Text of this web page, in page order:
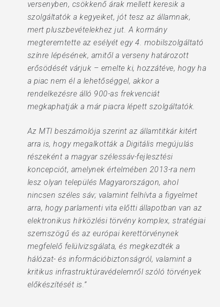
versenyben, csökkenő árak mellett keresik a
szolgáltatók a kegyeiket, jót tesz az államnak,
mert pluszbevételekhez jut. A kormány
megteremtette az esélyét egy 4. mobilszolgáltató
színre lépésének, amitől a verseny határozott
erősödését várjuk – emelte ki, hozzátéve, hogy ha
a piac nem él a lehetőséggel, akkor a
rendelkezésre álló 900-as frekvenciát
megkaphatják a már piacra lépett szolgáltatók.
Az MTI beszámolója szerint az államtitkár kitért
arra is, hogy megalkották a Digitális megújulás
részeként a magyar szélessáv-fejlesztési
koncepciót, amelynek értelmében 2013-ra nem
lesz olyan település Magyarországon, ahol
nincsen széles sáv; valamint felhívta a figyelmet
arra, hogy parlamenti vita előtti állapotban van az
elektronikus hírközlési törvény komplex, stratégiai
szemszögű és az európai kerettörvénynek
megfelelő felülvizsgálata, és megkezdték a
hálózat- és információbiztonságról, valamint a
kritikus infrastruktúravédelemről szóló törvények
előkészítését is.”